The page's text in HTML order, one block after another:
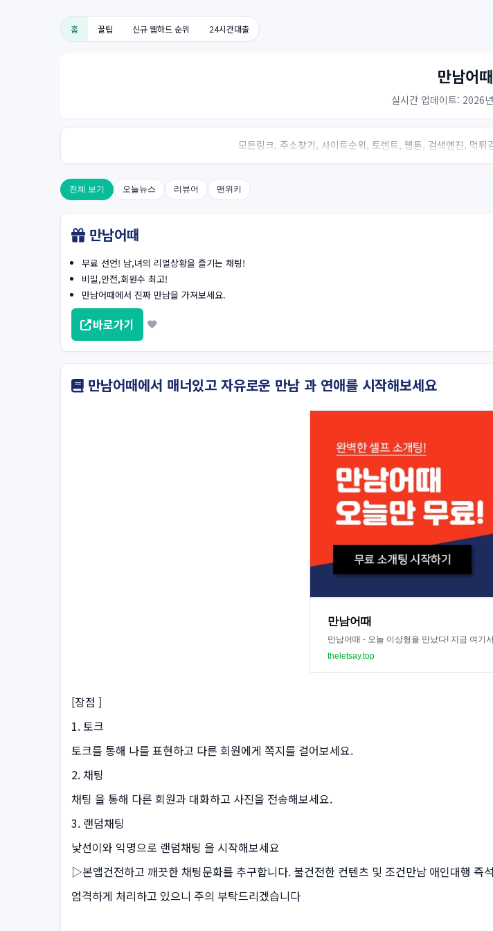
홈 꿀팁 신규 웹하드 순위 24시간대출
만남어때
실시간 업데이트: 2026
모든링크, 주소찾기, 사이트순위, 토렌트, 웹툰, 검색엔진, 먹
전체 보기 오늘뉴스 리뷰어 맨위키
만남어때
무료 선언! 남,녀의 리얼상황을 즐기는 채팅!
비밀,안전,회원수 최고!
만남어때에서 진짜 만남을 가져보세요.
바로가기
만남어때에서 매너있고 자유로운 만남 과 연애를 시작해보세요
만남어때
만남어때 - 오늘 이상형을 만났다! 지금 여기
theletsay.top
[장점 ]
1. 토크
토크를 통해 나를 표현하고 다른 회원에게 쪽지를 걸어보세요.
2. 채팅
채팅 을 통해 다른 회원과 대화하고 사진을 전송해보세요.
3. 랜덤채팅
낯선이와 익명으로 랜덤채팅 을 시작해보세요
▷본앱건전하고 깨끗한 채팅문화를 추구합니다. 불건전한 컨텐츠 및 조건만남 애인대행 즉
엄격하게 처리하고 있으니 주의 부탁드리겠습니다